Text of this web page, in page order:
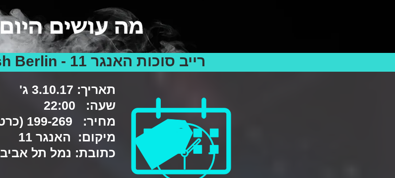
תאריך: 3.10.17 ג'
שעה: 22:00
מחיר: 199-269 (כרטיס מוזל)
מיקום: האנגר 11
כתובת: נמל תל אביב